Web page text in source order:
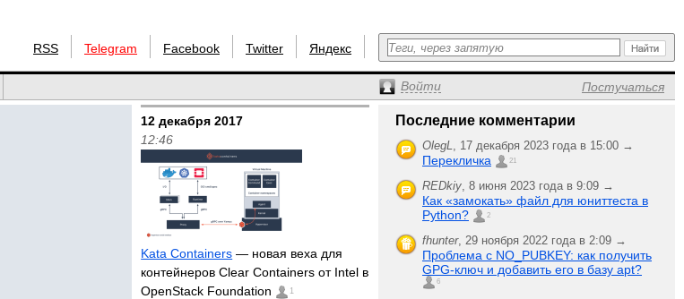
RSS Telegram Facebook Twitter Яндекс
Войти Постучаться
12 декабря 2017
12:46
Kata Containers — новая веха для
контейнеров Clear Containers от Intel в
OpenStack Foundation
1
Последние комментарии
OlegL, 17 декабря 2023 года в 15:00 →
Перекличка 21
REDkiy, 8 июня 2023 года в 9:09 →
Как «замокать» файл для юниттеста в
Python?
2
fhunter, 29 ноября 2022 года в 2:09 →
Проблема с NO_PUBKEY: как получить
GPG-ключ и добавить его в базу apt?
6